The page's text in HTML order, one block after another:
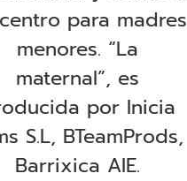
para madres
menores. “La
maternal”, es
por Inicia
S.L, BTeamProds,
Barrixica AIE.